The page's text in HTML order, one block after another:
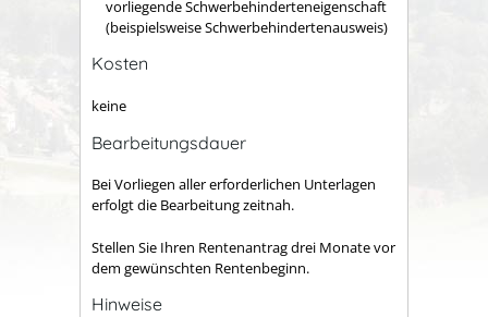
vorliegende Schwerbehinderteneigenschaft
(beispielsweise Schwerbehindertenausweis)
Kosten
keine
Bearbeitungsdauer
Bei Vorliegen aller erforderlichen Unterlagen
erfolgt die Bearbeitung zeitnah.
Stellen Sie Ihren Rentenantrag drei Monate vor
dem gewünschten Rentenbeginn.
Hinweise